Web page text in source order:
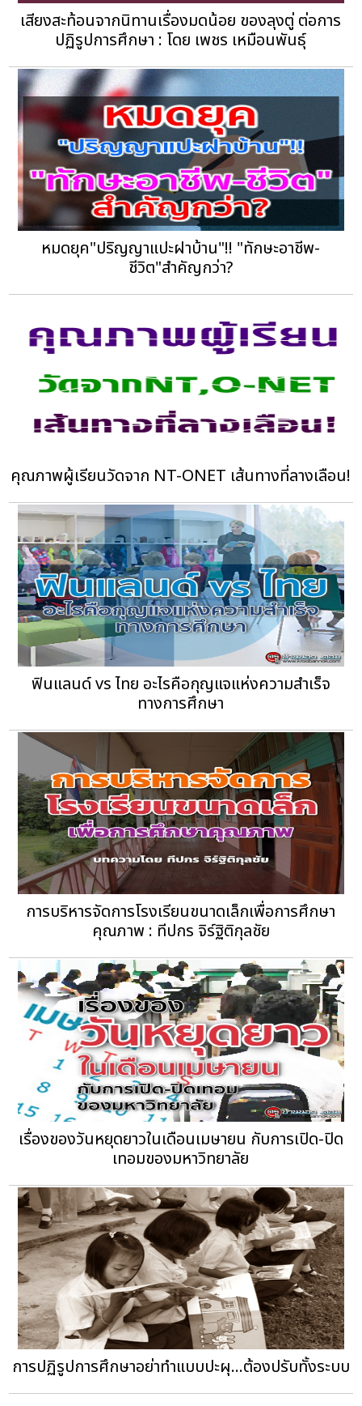
เสียงสะท้อนจากนิทานเรื่องมดน้อย ของลุงตู่ ต่อการ
ปฏิรูปการศึกษา : โดย เพชร เหมือนพันธุ์
หมดยุค"ปริญญาแปะฝาบ้าน"!! "ทักษะอาชีพ-
ชีวิต"สำคัญกว่า?
คุณภาพผู้เรียนวัดจาก NT-ONET เส้นทางที่ลางเลือน!
ฟินแลนด์ vs ไทย อะไรคือกุญแจแห่งความสำเร็จ
ทางการศึกษา
การบริหารจัดการโรงเรียนขนาดเล็กเพื่อการศึกษา
คุณภาพ : ทีปกร จิร์ฐิติกุลชัย
เรื่องของวันหยุดยาวในเดือนเมษายน กับการเปิด-ปิด
เทอมของมหาวิทยาลัย
การปฏิรูปการศึกษาอย่าทำแบบปะผุ...ต้องปรับทั้งระบบ